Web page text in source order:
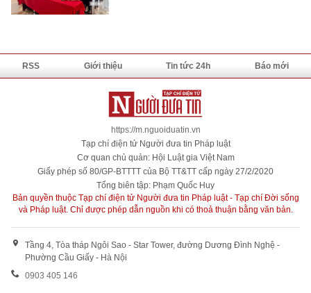
RSS Giới thiệu Tin tức 24h Báo mới
https://m.nguoiduatin.vn
Tạp chí điện tử Người đưa tin Pháp luật
Cơ quan chủ quản: Hội Luật gia Việt Nam
Giấy phép số 80/GP-BTTTT của Bộ TT&TT cấp ngày 27/2/2020
Tổng biên tập: Phạm Quốc Huy
Bản quyền thuộc Tạp chí điện tử Người đưa tin Pháp luật - Tạp chí Đời sống
và Pháp luật. Chỉ được phép dẫn nguồn khi có thoả thuận bằng văn bản.
Tầng 4, Tòa tháp Ngôi Sao - Star Tower, đường Dương Đình Nghệ -
Phường Cầu Giấy - Hà Nội
0903 405 146